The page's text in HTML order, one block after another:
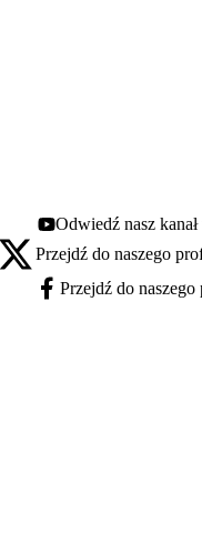
Youtube - otwiera się w nowej
Odwiedź nasz
X - otwiera się w nowej karcie
Przejdź do naszego
Facebook - otwiera się w
Przejdź do